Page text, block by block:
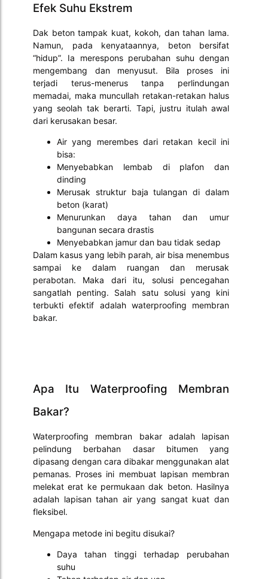
Efek Suhu Ekstrem
Dak beton tampak kuat, kokoh, dan tahan lama.
Namun, pada kenyataannya, beton bersifat
“hidup”. Ia merespons perubahan suhu dengan
mengembang dan menyusut. Bila proses ini
terjadi terus-menerus tanpa perlindungan
memadai, maka muncullah retakan-retakan halus
yang seolah tak berarti. Tapi, justru itulah awal
dari kerusakan besar.
Air yang merembes dari retakan kecil ini
bisa:
Menyebabkan lembab di plafon dan
dinding
Merusak struktur baja tulangan di dalam
beton (karat)
Menurunkan daya tahan dan umur
bangunan secara drastis
Menyebabkan jamur dan bau tidak sedap
Dalam kasus yang lebih parah, air bisa menembus
sampai ke dalam ruangan dan merusak
perabotan. Maka dari itu, solusi pencegahan
sangatlah penting. Salah satu solusi yang kini
terbukti efektif adalah waterproofing membran
bakar.
Apa Itu Waterproofing Membran
Bakar?
Waterproofing membran bakar adalah lapisan
pelindung berbahan dasar bitumen yang
dipasang dengan cara dibakar menggunakan alat
pemanas. Proses ini membuat lapisan membran
melekat erat ke permukaan dak beton. Hasilnya
adalah lapisan tahan air yang sangat kuat dan
fleksibel.
Mengapa metode ini begitu disukai?
Daya tahan tinggi terhadap perubahan
suhu